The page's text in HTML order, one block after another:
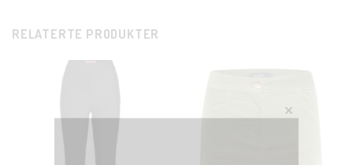
RELATERTE PRODUKTER